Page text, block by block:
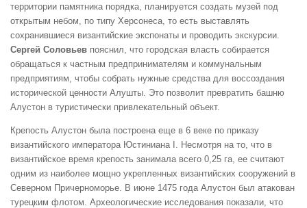
территории памятника порядка, планируется создать музей под
открытым небом, по типу Херсонеса, то есть выставлять
сохранившиеся византийские экспонаты и проводить экскурсии.
Сергей Соловьев пояснил, что городская власть собирается
обращаться к частным предпринимателям и коммунальным
предприятиям, чтобы собрать нужные средства для воссоздания
исторической ценности Алушты. Это позволит превратить башню
Алустон в туристически привлекательный объект.
Крепость Алустон была построена еще в 6 веке по приказу
византийского императора Юстиниана I. Несмотря на то, что в
византийское время крепость занимала всего 0,25 га, ее считают
одним из наиболее мощно укрепленных византийских сооружений в
Северном Причерноморье. В июне 1475 года Алустон был атакован
турецким флотом. Археологические исследования показали, что